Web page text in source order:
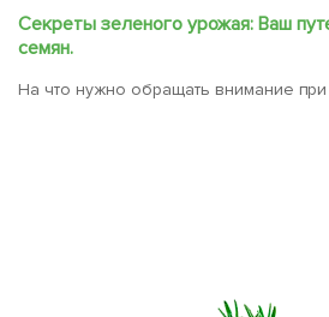
Секреты зеленого урожая: Ваш
семян.
На что нужно обращать внимание